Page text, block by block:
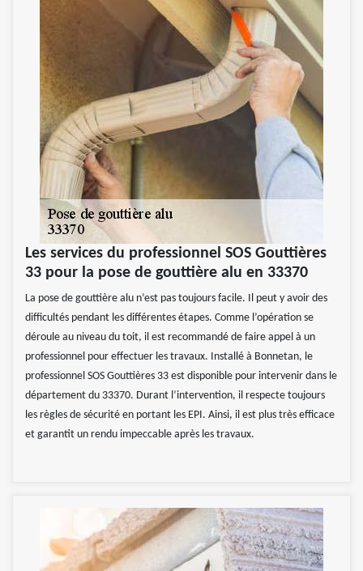
Les services du professionnel SOS Gouttières
33 pour la pose de gouttière alu en 33370
La pose de gouttière alu n’est pas toujours facile. Il peut y avoir des
difficultés pendant les différentes étapes. Comme l’opération se
déroule au niveau du toit, il est recommandé de faire appel à un
professionnel pour effectuer les travaux. Installé à Bonnetan, le
professionnel SOS Gouttières 33 est disponible pour intervenir dans le
département du 33370. Durant l’intervention, il respecte toujours
les règles de sécurité en portant les EPI. Ainsi, il est plus très efficace
et garantit un rendu impeccable après les travaux.